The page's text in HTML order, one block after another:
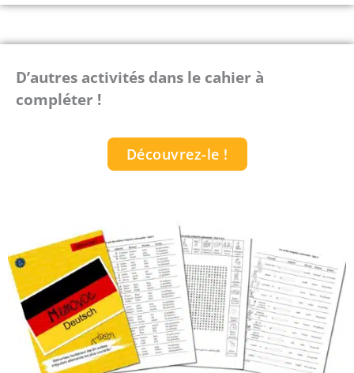
D’autres activités dans le cahier à
compléter !
Découvrez-le !